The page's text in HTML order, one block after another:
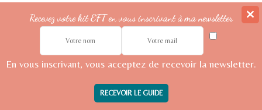
Recevez votre kit EFT en vous inscrivant à ma newsletter
En vous inscrivant, vous acceptez de recevoir la newsletter.